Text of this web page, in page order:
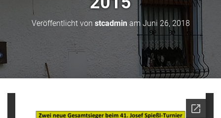
A
L
T
N
Veröffentlicht von stcadminam Juni 26, 2018